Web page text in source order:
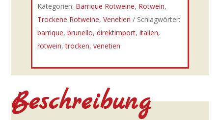
Kategorien: Barrique Rotweine, Rotwein,
Trockene Rotweine, Venetien
Schlagwörter:
barrique, brunello, direktimport, italien,
rotwein,trocken, venetien
Beschreibung